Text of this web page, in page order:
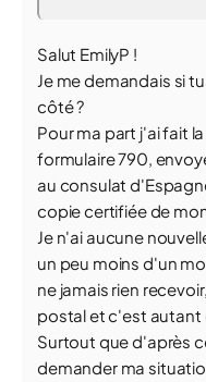
Salut EmilyP !
Je me demandais si
côté ?
Pour ma part j'ai fait
formulaire 790,
au consulat
copie certifiée de
Je n'ai aucune
un peu moins d'un
ne jamais rien
postal et c'est autant
Surtout que d'après
demander ma